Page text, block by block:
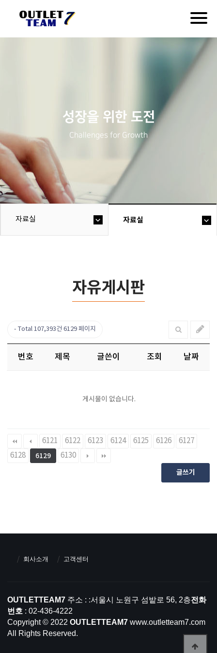
성장을 위한 도전
Challenges for Growth
자료실 자료실
자유게시판
Total 107,393건 6129 페이지
번호 제목 글쓴이 조회 날짜
게시물이 없습니다.
6121 6122 6123 6124 6125 6126
6127
6128
6129 6130
글쓰기
회사소개 고객센터
OUTLETTEAM7 주소 : :서울시 노원구 섬밭로 56, 2층전화
번호 : 02-436-4222
Copyright © 2022 OUTLETTEAM7 www.outletteam7.com
All Rights Reserved.